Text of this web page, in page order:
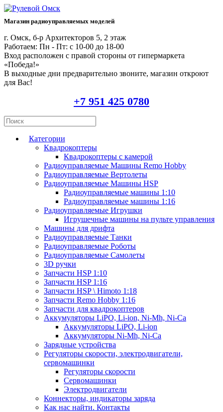
Магазин радиоуправляемых моделей
г. Омск, б-р Архитекторов 5, 2 этаж
Работаем: Пн - Пт: c 10-00 до 18-00
Вход расположен с правой стороны от гипермаркета
«Победа!»
В выходные дни предварительно звоните, магазин откроют
для Вас!
+7 951 425 0780
Категории
Квадрокоптеры
Квадрокоптеры с камерой
Радиоуправляемые Машины Remo Hobby
Радиоуправляемые Вертолеты
Радиоуправляемые Машины HSP
Радиоуправляемые машины 1:10
Радиоуправляемые машины 1:16
Радиоуправляемые Игрушки
Игрушечные машины на пульте управления
Машины для дрифта
Радиоуправляемые Танки
Радиоуправляемые Роботы
Радиоуправляемые Самолеты
3D ручки
Запчасти HSP 1:10
Запчасти HSP 1:16
Запчасти HSP \ Himoto 1:18
Запчасти Remo Hobby 1:16
Запчасти для квадрокоптеров
Аккумуляторы LiPO, Li-ion, Ni-Mh, Ni-Ca
Аккумуляторы LiPO, Li-ion
Аккумуляторы Ni-Mh, Ni-Ca
Зарядные устройства
Регуляторы скорости, электродвигатели,
сервомашинки
Регуляторы скорости
Сервомашинки
Электродвигатели
Коннекторы, индикаторы заряда
Как нас найти. Контакты